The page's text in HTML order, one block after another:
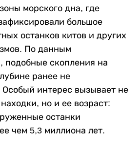
морского дна, где
большое
останков китов и других
По данным
подобные скопления на
ранее не
интерес вызывает не
но и ее возраст:
останки
чем 5,3 миллиона лет.